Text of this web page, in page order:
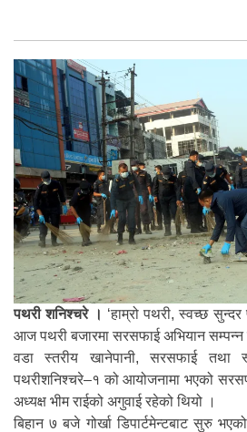
पथरी शनिश्चरे । ‘हाम्रो पथरी, स्वच्छ
आज पथरी बजारमा सरसफाई अभियान सम्पन्न
वडा स्तरीय खानेपानी, सरसफाई तथा
पथरीशनिश्चरे–१ को आयोजनामा भएको
अध्यक्ष भीम राईको अगुवाई रहेको थियो ।
बिहान ७ बजे गोर्खा डिपार्टमेन्टबाट सुरु